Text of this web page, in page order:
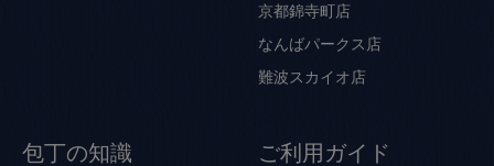
京都錦寺町店
なんばパークス店
難波スカイオ店
包丁の知識 ご利用ガイド